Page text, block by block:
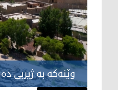
وێنەکە بە ژیریی